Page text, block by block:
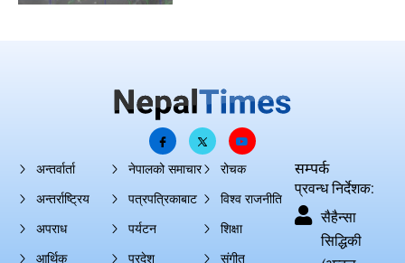
अन्तर्वार्ता
अन्तर्राष्ट्रिय
अपराध
आर्थिक
नेपालको समाचार
पत्रपत्रिकाबाट
पर्यटन
प्रदेश
रोचक
विश्व राजनीति
शिक्षा
संगीत
सम्पर्क
प्रवन्ध निर्देशक:
सैहैन्सा
सिद्धिकी